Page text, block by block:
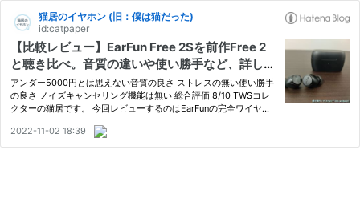
猫居のイヤホン (旧：僕は猫だった)
id:catpaper
【比較レビュー】EarFun Free 2Sを前作Free 2
と聴き比べ。音質の違いや使い勝手など、詳しく
解説します
アンダー5000円とは思えない音質の良さ ストレスの無い使い勝手
の良さ ノイズキャンセリング機能は無い 総合評価 8/10 TWSコレ
クターの猫居です。 今回レビューするのはEarFunの完全ワイヤレ
です。 クーポンなどの割引も含めると5000円以下で買えるイヤホ
ン。 …
2022-11-02 18:39